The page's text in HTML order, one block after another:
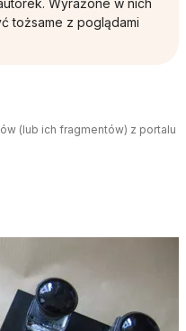
Wyrażone w nich
tożsame z poglądami
(lub ich fragmentów) z portalu